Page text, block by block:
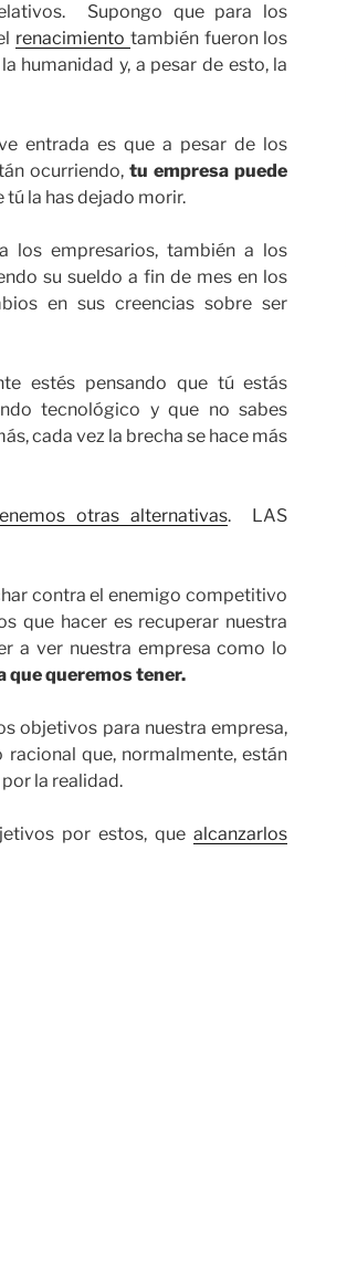
Supongo que para los
renacimiento también fueron los
humanidad y, a pesar de esto, la
entrada es que a pesar de los
ocurriendo,tu empresa puede
tú la has dejado morir.
los empresarios, también a los
su sueldo a fin de mes en los
en sus creencias sobre ser
estés pensando que tú estás
tecnológico y que no sabes
cada vez la brecha se hace más
otras alternativas. LAS
contra el enemigo competitivo
que hacer es recuperar nuestra
a ver nuestra empresa como lo
que queremos tener.
objetivos para nuestra empresa,
que, normalmente, están
la realidad.
por estos, quealcanzarlos